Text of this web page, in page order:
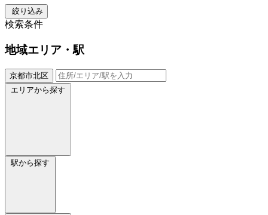
絞り込み
検索条件
地域エリア・駅
京都市北区
エリアから探す
駅から探す